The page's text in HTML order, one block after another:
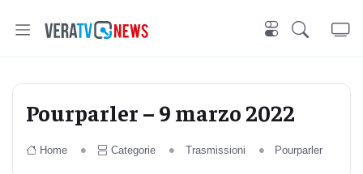
Pourparler – 9 marzo 2022
Home Categorie Trasmissioni Pourparler